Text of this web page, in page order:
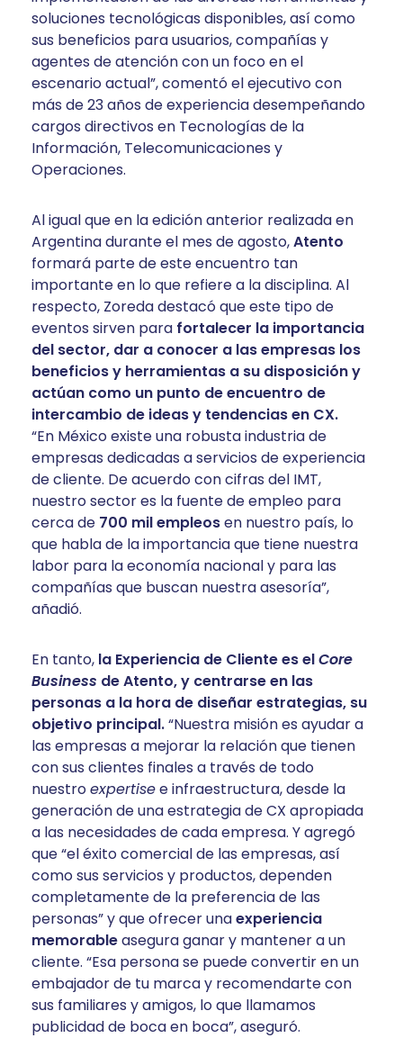
soluciones tecnológicas disponibles, así como
sus beneficios para usuarios, compañías y
agentes de atención con un foco en el
escenario actual”, comentó el ejecutivo con
más de 23 años de experiencia desempeñando
cargos directivos en Tecnologías de la
Información, Telecomunicaciones y
Operaciones.
Al igual que en la edición anterior realizada en
Argentina durante el mes de agosto,Atento
formará parte de este encuentro tan
importante en lo que refiere a la disciplina. Al
respecto, Zoreda destacó que este tipo de
eventos sirven para fortalecer la importancia
del sector, dar a conocer a las empresas los
beneficios y herramientas a su disposición y
actúan como un punto de encuentro de
intercambio de ideas y tendencias en CX.
“En México existe una robusta industria de
empresas dedicadas a servicios de experiencia
de cliente. De acuerdo con cifras del IMT,
nuestro sector es la fuente de empleo para
cerca de 700 mil empleosen nuestro país, lo
que habla de la importancia que tiene nuestra
labor para la economía nacional y para las
compañías que buscan nuestra asesoría”,
añadió.
En tanto, la Experiencia de Cliente es elCore
Business de Atento, y centrarse en las
personas a la hora de diseñar estrategias, su
objetivo principal.“Nuestra misión es ayudar a
las empresas a mejorar la relación que tienen
con sus clientes finales a través de todo
nuestroexpertisee infraestructura, desde la
generación de una estrategia de CX apropiada
a las necesidades de cada empresa. Y agregó
que “el éxito comercial de las empresas, así
como sus servicios y productos, dependen
completamente de la preferencia de las
personas” y que ofrecer unaexperiencia
memorableasegura ganar y mantener a un
cliente. “Esa persona se puede convertir en un
embajador de tu marca y recomendarte con
sus familiares y amigos, lo que llamamos
publicidad de boca en boca”, aseguró.